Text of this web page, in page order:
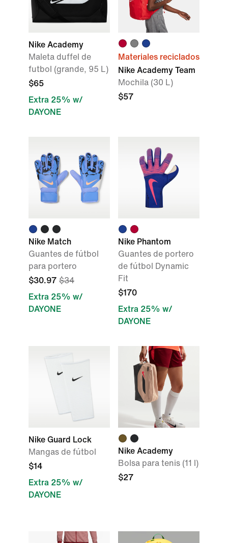
Nike Academy
Maleta duffel de
futbol (grande, 95 L)
$65
Extra 25% w/
DAYONE
Materiales reciclados
Nike Academy Team
Mochila (30 L)
$57
Nike Match
Guantes de fútbol
para portero
$30.97 $34
Extra 25% w/
DAYONE
Nike Phantom
Guantes de portero
de fútbol Dynamic
Fit
$170
Extra 25% w/
DAYONE
Nike Guard Lock
Mangas de fútbol
$14
Extra 25% w/
DAYONE
Nike Academy
Bolsa para tenis (11 l)
$27